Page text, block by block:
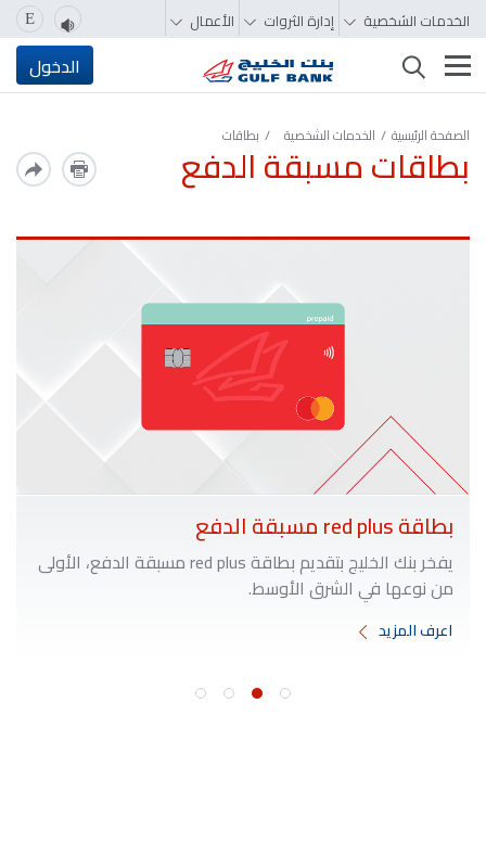
الخدمات الشخصية إدارة الثروات الأعمال E
تغيير التصفّح الدخول
الصفحة الرئيسية الخدمات الشخصية بطاقات
بطاقات مسبقة الدفع
بطاقة red plus مسبقة الدفع
يفخر بنك الخليج بتقديم بطاقة red plus مسبقة الدفع، الأولى
من نوعها في الشرق الأوسط.
اعرف المزيد